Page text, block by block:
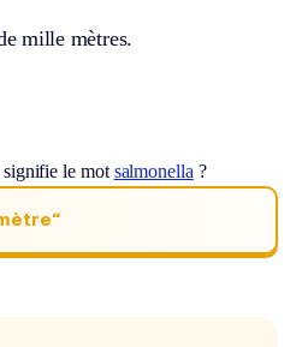
mille mètres.
signifie le mot salmonella ?